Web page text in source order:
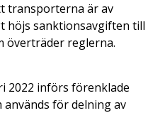
transporterna är av
höjs sanktionsavgiften till
överträder reglerna.
2022 införs förenklade
för delning av